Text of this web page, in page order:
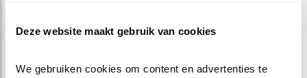
Deze website maakt gebruik van cookies
We gebruiken cookies om content en advertenties te
Hij kan wel vier meter ver springen, als een ware